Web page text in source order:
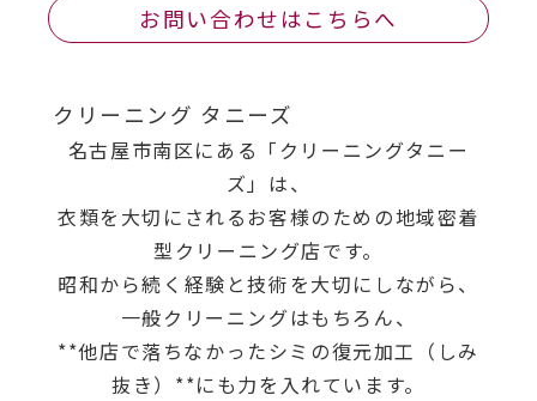
お問い合わせはこちらへ
クリーニング タニーズ
名古屋市南区にある「クリーニングタニー
ズ」は、
衣類を大切にされるお客様のための地域密着
型クリーニング店です。
昭和から続く経験と技術を大切にしながら、
一般クリーニングはもちろん、
**他店で落ちなかったシミの復元加工（しみ
抜き）**にも力を入れています。